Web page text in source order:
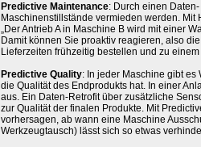
Predictive Maintenance: Durch einen
Maschinenstillstände vermieden werden.
„Der Antrieb A in Maschine B wird mit einer
Damit können Sie proaktiv reagieren, also
Lieferzeiten frühzeitig bestellen und zu
Predictive Quality: In jeder Maschine gibt
die Qualität des Endprodukts hat. In einer
aus. Ein Daten-Retrofit über zusätzliche
zur Qualität der finalen Produkte. Mit
vorhersagen, ab wann eine Maschine
Werkzeugtausch) lässt sich so etwas